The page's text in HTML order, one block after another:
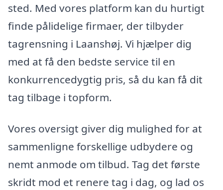
sted. Med vores platform kan du hurtigt
finde pålidelige firmaer, der tilbyder
tagrensning i Laanshøj. Vi hjælper dig
med at få den bedste service til en
konkurrencedygtig pris, så du kan få dit
tag tilbage i topform.
Vores oversigt giver dig mulighed for at
sammenligne forskellige udbydere og
nemt anmode om tilbud. Tag det første
skridt mod et renere tag i dag, og lad os